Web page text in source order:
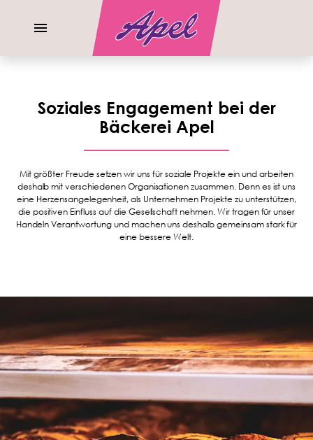
Soziales Engagement bei der
Bäckerei Apel
Mit größter Freude setzen wir uns für soziale Projekte ein und arbeiten
deshalb mit verschiedenen Organisationen zusammen. Denn es ist uns
eine Herzensangelegenheit, als Unternehmen Projekte zu unterstützen,
die positiven Einfluss auf die Gesellschaft nehmen. Wir tragen für unser
Handeln Verantwortung und machen uns deshalb gemeinsam stark für
eine bessere Welt.